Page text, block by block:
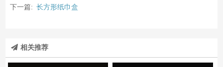
下一篇: 长方形纸巾盒
相关推荐